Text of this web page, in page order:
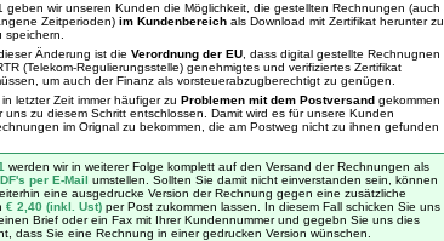
geben wir unseren Kunden die Möglichkeit, die gestellten Rechnungen (auch
Zeitperioden) im Kundenbereich als Download mit Zertifikat herunter zu
Änderung ist die Verordnung der EU , dass digital gestellte Rechnugnen
(Telekom-Regulierungsstelle) genehmigtes und verifiziertes Zertifikat
um auch der Finanz als vorsteuerabzugberechtigt zu genügen.
letzter Zeit immer häufiger zu Problemen mit dem Postversand gekommen
uns zu diesem Schritt entschlossen. Damit wird es für unsere Kunden
im Orignal zu bekommen, die am Postweg nicht zu ihnen gefunden
werden wir in weiterer Folge komplett auf den Versand der Rechnungen als
per E-Mail umstellen. Sollten Sie damit nicht einverstanden sein, können
eine ausgedrucke Version der Rechnung gegen eine zusätzliche
€ 2,40 (inkl. Ust) per Post zukommen lassen. In diesem Fall schicken Sie uns
Brief oder ein Fax mit Ihrer Kundennummer und gegebn Sie uns dies
dass Sie eine Rechnung in einer gedrucken Version wünschen.